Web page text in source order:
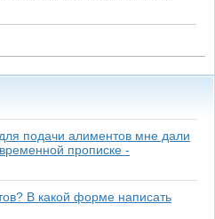
подачи алиментов мне дали
прописке -
В какой форме написать